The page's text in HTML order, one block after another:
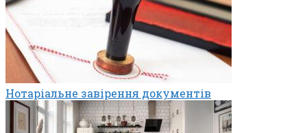
Нотаріальне завірення документів